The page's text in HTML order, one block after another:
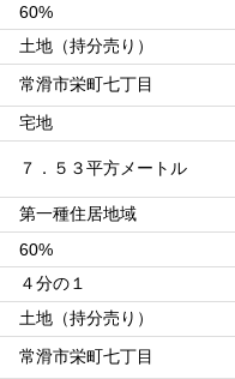
60%
土地（持分売り）
常滑市栄町七丁目
宅地
７．５３平方メートル
第一種住居地域
60%
４分の１
土地（持分売り）
常滑市栄町七丁目